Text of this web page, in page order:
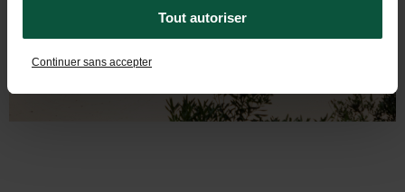
Tout autoriser
Continuer sans accepter